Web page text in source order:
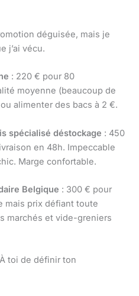
déguisée, mais je
j’ai vécu.
: 220 € pour 80
moyenne (beaucoup de
alimenter des bacs à 2 €.
spécialisé déstockage : 450
en 48h. Impeccable
Marge confortable.
Belgique : 300 € pour
mais prix défiant toute
marchés et vide-greniers
toi de définir ton